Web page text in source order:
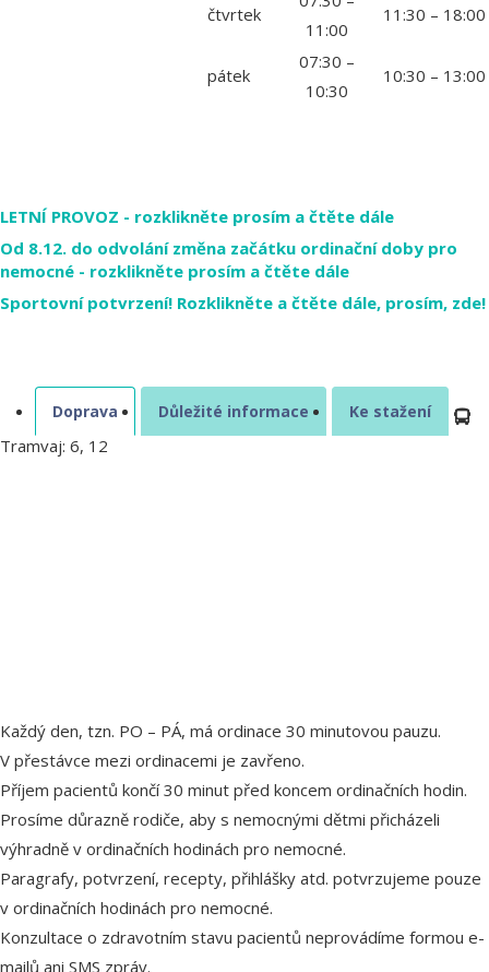
čtvrtek
11:00
11:30 – 18:00
pátek
07:30 –
10:30
10:30 – 13:00
LETNÍ PROVOZ - rozklikněte prosím a čtěte dále
Od 8.12. do odvolání změna začátku ordinační doby pro
nemocné - rozklikněte prosím a čtěte dále
Sportovní potvrzení! Rozklikněte a čtěte dále, prosím, zde!
Doprava Důležité informace Ke stažení 
Tramvaj: 6, 12
Každý den, tzn. PO – PÁ, má ordinace 30 minutovou pauzu.
V přestávce mezi ordinacemi je zavřeno.
Příjem pacientů končí 30 minut před koncem ordinačních hodin.
Prosíme důrazně rodiče, aby s nemocnými dětmi přicházeli
výhradně v ordinačních hodinách pro nemocné.
Paragrafy, potvrzení, recepty, přihlášky atd. potvrzujeme pouze
v ordinačních hodinách pro nemocné.
Konzultace o zdravotním stavu pacientů neprovádíme formou e-
mailů ani SMS zpráv.